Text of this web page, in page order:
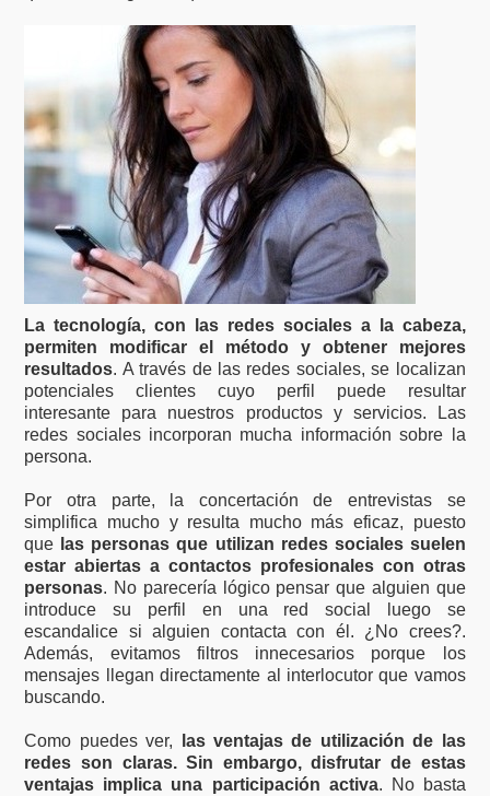
La tecnología, con las redes sociales a la cabeza,
permiten modificar el método y obtener mejores
resultados. A través de las redes sociales, se localizan
potenciales clientes cuyo perfil puede resultar
interesante para nuestros productos y servicios. Las
redes sociales incorporan mucha información sobre la
persona.
Por otra parte, la concertación de entrevistas se
simplifica mucho y resulta mucho más eficaz, puesto
que las personas que utilizan redes sociales suelen
estar abiertas a contactos profesionales con otras
personas. No parecería lógico pensar que alguien que
introduce su perfil en una red social luego se
escandalice si alguien contacta con él. ¿No crees?.
Además, evitamos filtros innecesarios porque los
mensajes llegan directamente al interlocutor que vamos
buscando.
Como puedes ver,
las ventajas de utilización de las
redes son claras. Sin embargo, disfrutar de estas
ventajas implica una participación activa. No basta